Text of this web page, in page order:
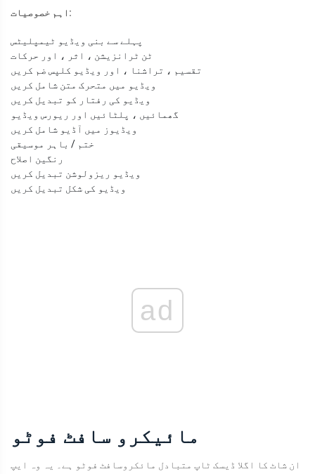
اہم خصوصیات:
پہلے سے بنی ویڈیو ٹیمپلیٹس
ٹن ٹرانزیشن ، اثر ، اور حرکات
تقسیم ، تراشنا ، اور ویڈیو کلپس ضم کریں
ویڈیو میں متحرک متن شامل کریں
ویڈیو کی رفتار کو تبدیل کریں
گھمائیں ، پلٹائیں اور ریورس ویڈیو
ویڈیوز میں آڈیو شامل کریں
ختم / باہر موسیقی
رنگین اصلاح
ویڈیو ریزولوشن تبدیل کریں
ویڈیو کی شکل تبدیل کریں
ad
مائیکرو سافٹ فوٹو
ان شاٹ کا اگلا ڈیسک ٹاپ متبادل مائکروسافٹ فوٹو ہے۔ یہ وہ ایپ